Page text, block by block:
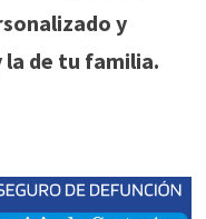
y
de tu familia.